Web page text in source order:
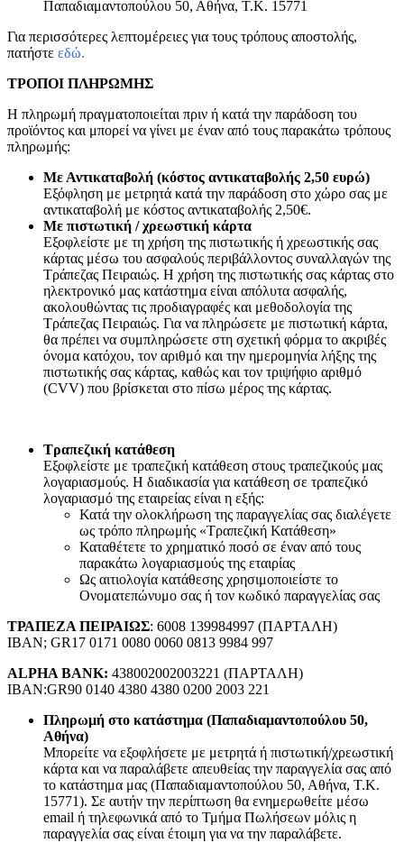
Παπαδιαμαντοπούλου 50, Αθήνα, Τ.Κ. 15771
Για περισσότερες λεπτομέρειες για τους τρόπους αποστολής,
πατήστε εδώ.
ΤΡΟΠΟΙ ΠΛΗΡΩΜΗΣ
Η πληρωμή πραγματοποιείται πριν ή κατά την παράδοση του
προϊόντος και μπορεί να γίνει με έναν από τους παρακάτω τρόπους
πληρωμής:
Με Αντικαταβολή (κόστος αντικαταβολής 2,50 ευρώ)
Εξόφληση με μετρητά κατά την παράδοση στο χώρο σας με
αντικαταβολή με κόστος αντικαταβολής 2,50€.
Με πιστωτική / χρεωστική κάρτα
Εξοφλείστε με τη χρήση της πιστωτικής ή χρεωστικής σας
κάρτας μέσω του ασφαλούς περιβάλλοντος συναλλαγών της
Τράπεζας Πειραιώς. Η χρήση της πιστωτικής σας κάρτας στο
ηλεκτρονικό μας κατάστημα είναι απόλυτα ασφαλής,
ακολουθώντας τις προδιαγραφές και μεθοδολογία της
Τράπεζας Πειραιώς. Για να πληρώσετε με πιστωτική κάρτα,
θα πρέπει να συμπληρώσετε στη σχετική φόρμα το ακριβές
όνομα κατόχου, τον αριθμό και την ημερομηνία λήξης της
πιστωτικής σας κάρτας, καθώς και τον τριψήφιο αριθμό
(CVV) που βρίσκεται στο πίσω μέρος της κάρτας.
Τραπεζική κατάθεση
Εξοφλείστε με τραπεζική κατάθεση στους τραπεζικούς μας
λογαριασμούς. Η διαδικασία για κατάθεση σε τραπεζικό
λογαριασμό της εταιρείας είναι η εξής:
Κατά την ολοκλήρωση της παραγγελίας σας διαλέγετε
ως τρόπο πληρωμής «Τραπεζική Κατάθεση»
Καταθέτετε το χρηματικό ποσό σε έναν από τους
παρακάτω λογαριασμούς της εταιρίας
Ως αιτιολογία κατάθεσης χρησιμοποιείστε το
Ονοματεπώνυμο σας ή τον κωδικό παραγγελίας σας
ΤΡΑΠΕΖΑ ΠΕΙΡΑΙΩΣ: 6008 139984997 (ΠΑΡΤΑΛΗ)
IBAN; GR17 0171 0080 0060 0813 9984 997
ALPHA BANK: 438002002003221 (ΠΑΡΤΑΛΗ)
IBAN:GR90 0140 4380 4380 0200 2003 221
Πληρωμή στο κατάστημα (Παπαδιαμαντοπούλου 50,
Αθήνα)
Μπορείτε να εξοφλήσετε με μετρητά ή πιστωτική/χρεωστική
κάρτα και να παραλάβετε απευθείας την παραγγελία σας από
το κατάστημα μας (Παπαδιαμαντοπούλου 50, Αθήνα, Τ.Κ.
15771). Σε αυτήν την περίπτωση θα ενημερωθείτε μέσω
email ή τηλεφωνικά από το Τμήμα Πωλήσεων μόλις η
παραγγελία σας είναι έτοιμη για να την παραλάβετε.